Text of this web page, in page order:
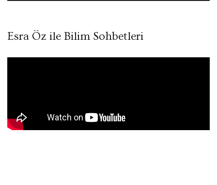
Esra Öz ile Bilim Sohbetleri